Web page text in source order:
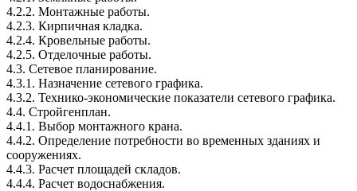
4.2.2. Монтажные работы.
4.2.3. Кирпичная кладка.
4.2.4. Кровельные работы.
4.2.5. Отделочные работы.
4.3. Сетевое планирование.
4.3.1. Назначение сетевого графика.
4.3.2. Технико-экономические показатели сетевого графика.
4.4. Стройгенплан.
4.4.1. Выбор монтажного крана.
4.4.2. Определение потребности во временных зданиях и
сооружениях.
4.4.3. Расчет площадей складов.
4.4.4. Расчет водоснабжения.